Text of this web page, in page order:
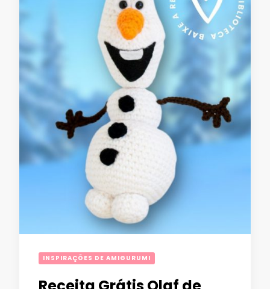
INSPIRAÇÕES DE AMIGURUMI